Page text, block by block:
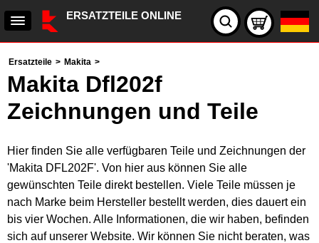
ERSATZTEILE ONLINE
Ersatzteile > Makita >
Makita Dfl202f
Zeichnungen und Teile
Hier finden Sie alle verfügbaren Teile und Zeichnungen der
'Makita DFL202F'. Von hier aus können Sie alle
gewünschten Teile direkt bestellen. Viele Teile müssen je
nach Marke beim Hersteller bestellt werden, dies dauert ein
bis vier Wochen. Alle Informationen, die wir haben, befinden
sich auf unserer Website. Wir können Sie nicht beraten, was